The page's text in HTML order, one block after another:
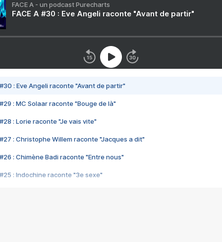
FACE A - un podcast Purecharts
FACE A #30 : Eve Angeli raconte "Avant de partir"
#30 : Eve Angeli raconte "Avant de partir"
#29 : MC Solaar raconte "Bouge de là"
#28 : Lorie raconte "Je vais vite"
#27 : Christophe Willem raconte "Jacques a dit"
#26 : Chimène Badi raconte "Entre nous"
#25 : Indochine raconte "3e sexe"